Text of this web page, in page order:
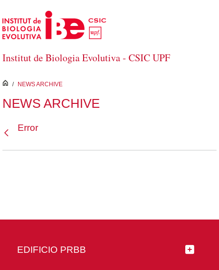
Saltar al contenido principal
Institut de Biologia Evolutiva - CSIC UPF
inici
/ NEWS ARCHIVE
NEWS ARCHIVE
Error
EDIFICIO PRBB